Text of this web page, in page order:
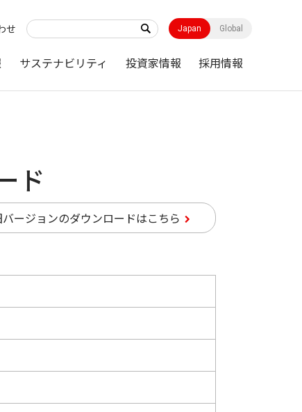
せ Japan Global
サステナビリティ 投資家情報 採用情報
ド
バージョンのダウンロードはこちら